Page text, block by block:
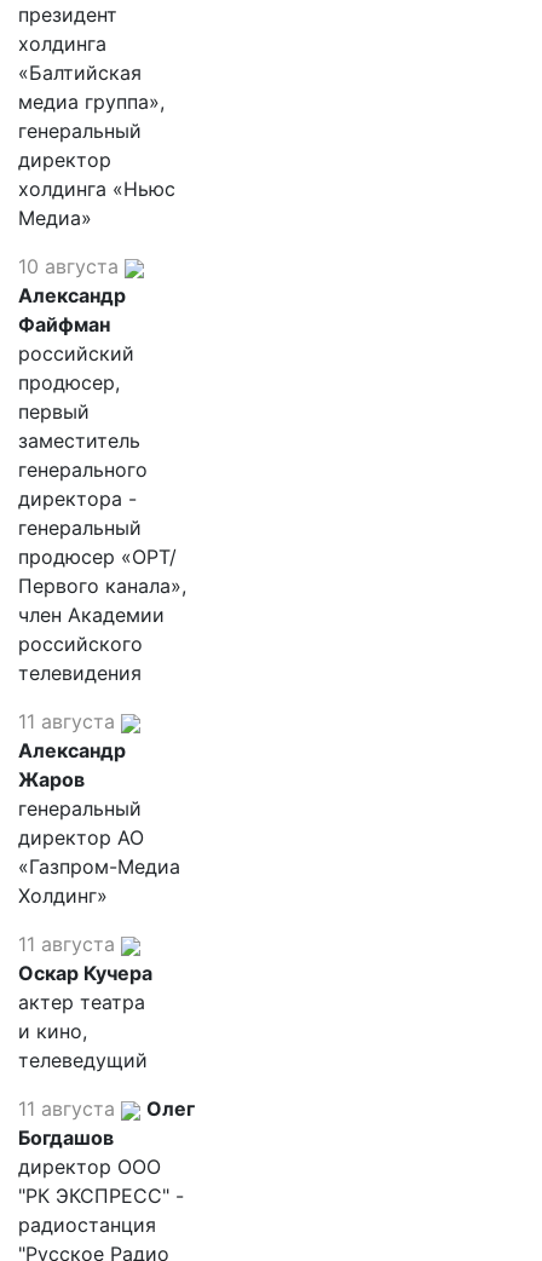
президент
холдинга
«Балтийская
медиа группа»,
генеральный
директор
холдинга «Ньюс
Медиа»
10 августа
Александр
Файфман
российский
продюсер,
первый
заместитель
генерального
директора -
генеральный
продюсер «ОРТ/
Первого канала»,
член Академии
российского
телевидения
11 августа
Александр
Жаров
генеральный
директор АО
«Газпром-Медиа
Холдинг»
11 августа
Оскар Кучера
актер театра
и кино,
телеведущий
11 августа
Олег
Богдашов
директор ООО
"РК ЭКСПРЕСС" -
радиостанция
"Русское Радио